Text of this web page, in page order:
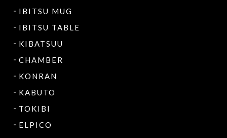
IBITSU MUG
IBITSU TABLE
KIBATSUU
CHAMBER
KONRAN
KABUTO
TOKIBI
ELPICO